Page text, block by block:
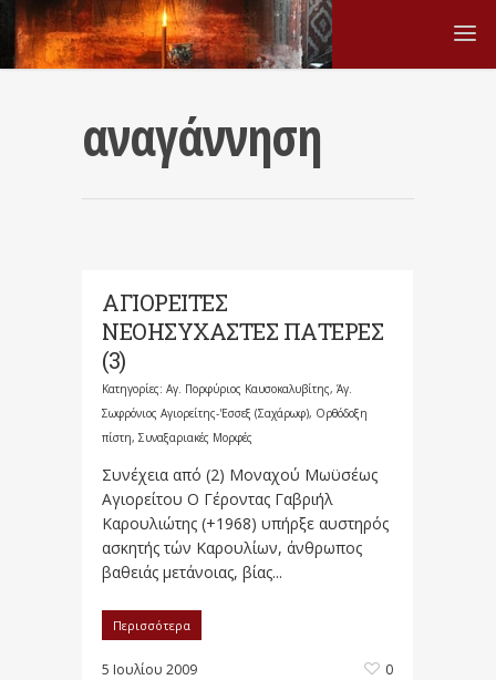
αναγάννηση
ΑΓΙΟΡΕΙΤΕΣ
ΝΕΟΗΣΥΧΑΣΤΕΣ ΠΑΤΕΡΕΣ
(3)
Κατηγορίες: Αγ. Πορφύριος Καυσοκαλυβίτης, Άγ.
Σωφρόνιος Αγιορείτης-'Εσσεξ (Σαχάρωφ), Ορθόδοξη
πίστη, Συναξαριακές Μορφές
Συνέχεια από (2) Μοναχού Μωϋσέως
Αγιορείτου Ο Γέροντας Γαβριήλ
Καρουλιώτης (+1968) υπήρξε αυστηρός
ασκητής τών Καρουλίων, άνθρωπος
βαθειάς μετάνοιας, βίας...
Περισσότερα
5 Ιουλίου 2009 0